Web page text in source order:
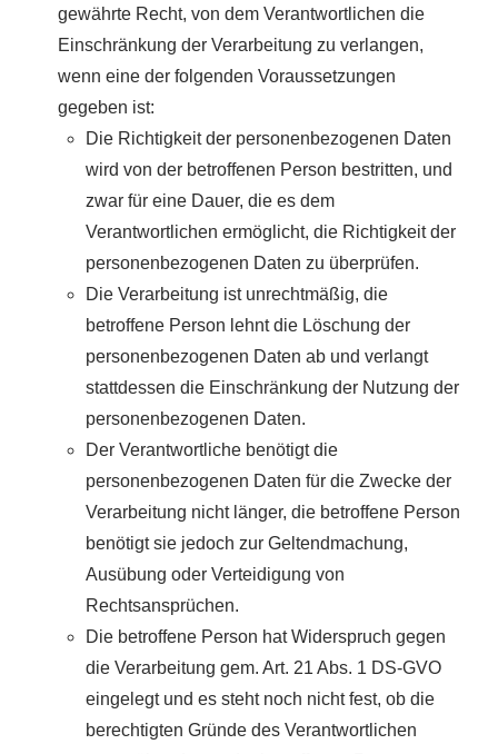
gewährte Recht, von dem Verantwortlichen die
Einschränkung der Verarbeitung zu verlangen,
wenn eine der folgenden Voraussetzungen
gegeben ist:
Die Richtigkeit der personenbezogenen Daten
wird von der betroffenen Person bestritten, und
zwar für eine Dauer, die es dem
Verantwortlichen ermöglicht, die Richtigkeit der
personenbezogenen Daten zu überprüfen.
Die Verarbeitung ist unrechtmäßig, die
betroffene Person lehnt die Löschung der
personenbezogenen Daten ab und verlangt
stattdessen die Einschränkung der Nutzung der
personenbezogenen Daten.
Der Verantwortliche benötigt die
personenbezogenen Daten für die Zwecke der
Verarbeitung nicht länger, die betroffene Person
benötigt sie jedoch zur Geltendmachung,
Ausübung oder Verteidigung von
Rechtsansprüchen.
Die betroffene Person hat Widerspruch gegen
die Verarbeitung gem. Art. 21 Abs. 1 DS-GVO
eingelegt und es steht noch nicht fest, ob die
berechtigten Gründe des Verantwortlichen